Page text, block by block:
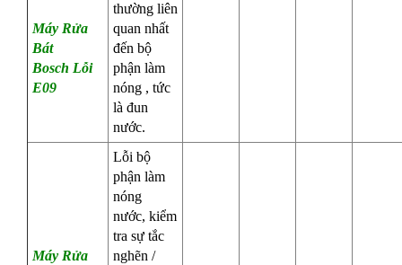
Máy Rửa
Bát
Bosch Lỗi
E09
thường liên
quan nhất
đến bộ
phận làm
nóng , tức
là đun
nước.
Máy Rửa
Lỗi bộ
phận làm
nóng
nước, kiểm
tra sự tắc
nghẽn /